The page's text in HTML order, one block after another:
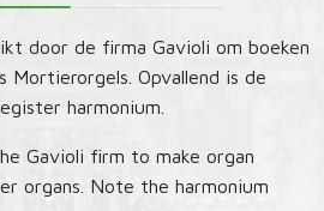
door de firma Gavioli om boeken
Opvallend is de
harmonium.
Gavioli firm to make organ
organs. Note the harmonium